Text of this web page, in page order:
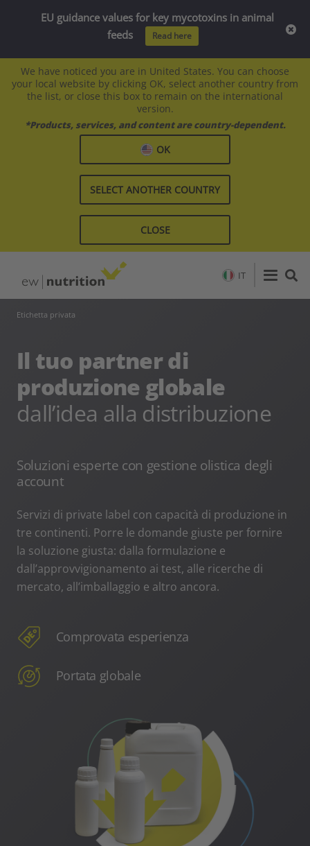
We have noticed you are in United States. You can choose
your local website by clicking OK, select another country from
the list, or close this box to remain on the international
version.
*Products, services, and content are country-dependent.
OK
SELECT ANOTHER COUNTRY
CLOSE
IT
Etichetta privata
Il tuo partner di
produzione globale
dall’idea alla distribuzione
Soluzioni esperte con gestione olistica degli
account
Servizi di private label con capacità di produzione in
tre continenti. Porre le domande giuste per fornire
la soluzione giusta: dalla formulazione e
dall’approvvigionamento ai test, alle ricerche di
mercato, all’imballaggio e altro ancora.
Comprovata esperienza
Portata globale
EU guidance values for key mycotoxins in animal
feeds
Read here